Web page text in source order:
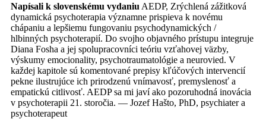
Napísali k slovenskému vydaniu AEDP, Zrýchlená zážitková
dynamická psychoterapia významne prispieva k novému
chápaniu a lepšiemu fungovaniu psychodynamických /
hlbinných psychoterapií. Do svojho objavného prístupu integruje
Diana Fosha a jej spolupracovníci teóriu vzťahovej väzby,
výskumy emocionality, psychotraumatológie a neurovied. V
každej kapitole sú komentované prepisy kľúčových intervencií
pekne ilustrujúce ich prirodzenú vnímavosť, premyslenosť a
empatickú citlivosť. AEDP sa mi javí ako pozoruhodná inovácia
v psychoterapii 21. storočia. — Jozef Hašto, PhD, psychiater a
psychoterapeut